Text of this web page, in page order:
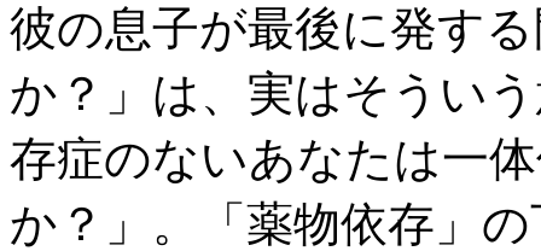
彼の息子が最後に発す
か？」は、実はそうい
存症のないあなたは一
か？」。「薬物依存」